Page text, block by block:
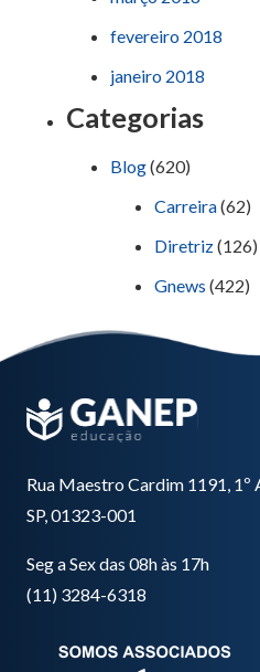
fevereiro 2018
janeiro 2018
Categorias
Blog(620)
Carreira(62)
Diretriz(126)
Gnews (422)
Rua Maestro Cardim 1191, 1º
SP, 01323-001
Seg a Sex das 08h às 17h
(11) 3284-6318